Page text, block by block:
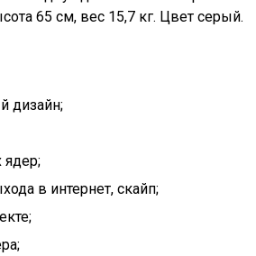
65 см, вес 15,7 кг. Цвет серый.
дизайн;
ядер;
в интернет, скайп;